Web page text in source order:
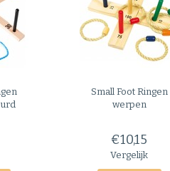
Small FootRingen
werpen
€10,15
Vergelijk